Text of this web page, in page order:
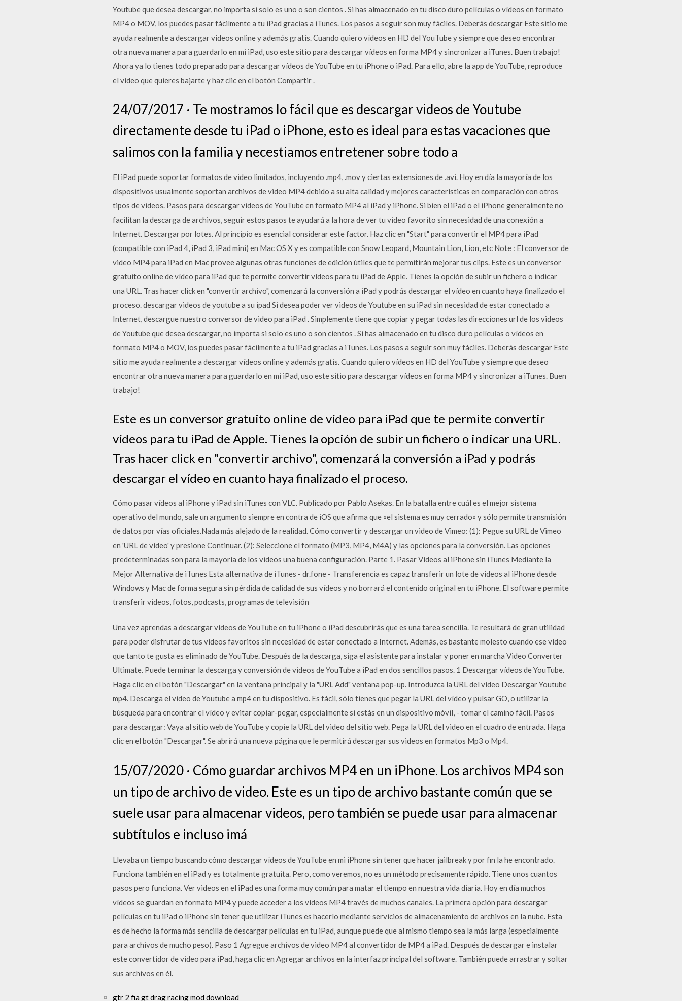
Youtube que desea descargar, no importa si solo es uno o son cientos . Si has almacenado en tu disco duro películas o vídeos en formato
MP4 o MOV, los puedes pasar fácilmente a tu iPad gracias a iTunes. Los pasos a seguir son muy fáciles. Deberás descargar Este sitio me
ayuda realmente a descargar vídeos online y además gratis. Cuando quiero vídeos en HD del YouTube y siempre que deseo encontrar
otra nueva manera para guardarlo en mi iPad, uso este sitio para descargar vídeos en forma MP4 y sincronizar a iTunes. Buen trabajo!
Ahora ya lo tienes todo preparado para descargar vídeos de YouTube en tu iPhone o iPad. Para ello, abre la app de YouTube, reproduce
el vídeo que quieres bajarte y haz clic en el botón Compartir .
24/07/2017 · Te mostramos lo fácil que es descargar videos de Youtube
directamente desde tu iPad o iPhone, esto es ideal para estas vacaciones que
salimos con la familia y necestiamos entretener sobre todo a
El iPad puede soportar formatos de video limitados, incluyendo .mp4, .mov y ciertas extensiones de .avi. Hoy en día la mayoría de los
dispositivos usualmente soportan archivos de video MP4 debido a su alta calidad y mejores características en comparación con otros
tipos de videos. Pasos para descargar videos de YouTube en formato MP4 al iPad y iPhone. Si bien el iPad o el iPhone generalmente no
facilitan la descarga de archivos, seguir estos pasos te ayudará a la hora de ver tu video favorito sin necesidad de una conexión a
Internet. Descargar por lotes. Al principio es esencial considerar este factor. Haz clic en "Start" para convertir el MP4 para iPad
(compatible con iPad 4, iPad 3, iPad mini) en Mac OS X y es compatible con Snow Leopard, Mountain Lion, Lion, etc Note : El conversor de
video MP4 para iPad en Mac provee algunas otras funciones de edición útiles que te permitirán mejorar tus clips. Este es un conversor
gratuito online de vídeo para iPad que te permite convertir vídeos para tu iPad de Apple. Tienes la opción de subir un fichero o indicar
una URL. Tras hacer click en "convertir archivo", comenzará la conversión a iPad y podrás descargar el vídeo en cuanto haya finalizado el
proceso. descargar videos de youtube a su ipad Si desea poder ver videos de Youtube en su iPad sin necesidad de estar conectado a
Internet, descargue nuestro conversor de video para iPad . Simplemente tiene que copiar y pegar todas las direcciones url de los videos
de Youtube que desea descargar, no importa si solo es uno o son cientos . Si has almacenado en tu disco duro películas o vídeos en
formato MP4 o MOV, los puedes pasar fácilmente a tu iPad gracias a iTunes. Los pasos a seguir son muy fáciles. Deberás descargar Este
sitio me ayuda realmente a descargar vídeos online y además gratis. Cuando quiero vídeos en HD del YouTube y siempre que deseo
encontrar otra nueva manera para guardarlo en mi iPad, uso este sitio para descargar vídeos en forma MP4 y sincronizar a iTunes. Buen
trabajo!
Este es un conversor gratuito online de vídeo para iPad que te permite convertir
vídeos para tu iPad de Apple. Tienes la opción de subir un fichero o indicar una URL.
Tras hacer click en "convertir archivo", comenzará la conversión a iPad y podrás
descargar el vídeo en cuanto haya finalizado el proceso.
Cómo pasar vídeos al iPhone y iPad sin iTunes con VLC. Publicado por Pablo Asekas. En la batalla entre cuál es el mejor sistema
operativo del mundo, sale un argumento siempre en contra de iOS que afirma que «el sistema es muy cerrado» y sólo permite transmisión
de datos por vías oficiales.Nada más alejado de la realidad. Cómo convertir y descargar un video de Vimeo: (1): Pegue su URL de Vimeo
en 'URL de vídeo' y presione Continuar. (2): Seleccione el formato (MP3, MP4, M4A) y las opciones para la conversión. Las opciones
predeterminadas son para la mayoría de los videos una buena configuración. Parte 1. Pasar Vídeos al iPhone sin iTunes Mediante la
Mejor Alternativa de iTunes Esta alternativa de iTunes - dr.fone - Transferencia es capaz transferir un lote de vídeos al iPhone desde
Windows y Mac de forma segura sin pérdida de calidad de sus vídeos y no borrará el contenido original en tu iPhone. El software permite
transferir videos, fotos, podcasts, programas de televisión
Una vez aprendas a descargar vídeos de YouTube en tu iPhone o iPad descubrirás que es una tarea sencilla. Te resultará de gran utilidad
para poder disfrutar de tus vídeos favoritos sin necesidad de estar conectado a Internet. Además, es bastante molesto cuando ese vídeo
que tanto te gusta es eliminado de YouTube. Después de la descarga, siga el asistente para instalar y poner en marcha Video Converter
Ultimate. Puede terminar la descarga y conversión de videos de YouTube a iPad en dos sencillos pasos. 1 Descargar vídeos de YouTube.
Haga clic en el botón "Descargar" en la ventana principal y la "URL Add" ventana pop-up. Introduzca la URL del vídeo Descargar Youtube
mp4. Descarga el video de Youtube a mp4 en tu dispositivo. Es fácil, sólo tienes que pegar la URL del vídeo y pulsar GO, o utilizar la
búsqueda para encontrar el vídeo y evitar copiar-pegar, especialmente si estás en un dispositivo móvil, - tomar el camino fácil. Pasos
para descargar: Vaya al sitio web de YouTube y copie la URL del video del sitio web. Pega la URL del video en el cuadro de entrada. Haga
clic en el botón "Descargar". Se abrirá una nueva página que le permitirá descargar sus videos en formatos Mp3 o Mp4.
15/07/2020 · Cómo guardar archivos MP4 en un iPhone. Los archivos MP4 son
un tipo de archivo de video. Este es un tipo de archivo bastante común que se
suele usar para almacenar videos, pero también se puede usar para almacenar
subtítulos e incluso imá
Llevaba un tiempo buscando cómo descargar vídeos de YouTube en mi iPhone sin tener que hacer jailbreak y por fin la he encontrado.
Funciona también en el iPad y es totalmente gratuita. Pero, como veremos, no es un método precisamente rápido. Tiene unos cuantos
pasos pero funciona. Ver videos en el iPad es una forma muy común para matar el tiempo en nuestra vida diaria. Hoy en día muchos
vídeos se guardan en formato MP4 y puede acceder a los vídeos MP4 través de muchos canales. La primera opción para descargar
películas en tu iPad o iPhone sin tener que utilizar iTunes es hacerlo mediante servicios de almacenamiento de archivos en la nube. Esta
es de hecho la forma más sencilla de descargar películas en tu iPad, aunque puede que al mismo tiempo sea la más larga (especialmente
para archivos de mucho peso). Paso 1 Agregue archivos de video MP4 al convertidor de MP4 a iPad. Después de descargar e instalar
este convertidor de video para iPad, haga clic en Agregar archivos en la interfaz principal del software. También puede arrastrar y soltar
sus archivos en él.
gtr 2 fia gt drag racing mod download